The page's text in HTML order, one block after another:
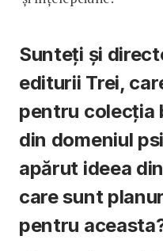
Sunteți și
editurii Trei,
pentru colecția
din domeniul
apărut ideea
care sunt
pentru